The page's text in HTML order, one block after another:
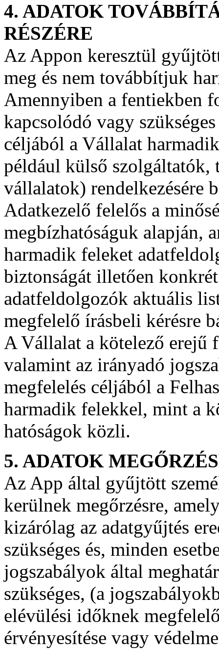
4. ADATOK
RÉSZÉRE
Az Appon keresztül
meg és nem továbbítjuk
Amennyiben a fentiekben
kapcsolódó vagy
céljából a Vállalat
például külső
vállalatok) rendelkezésére
Adatkezelő felelős a
megbízhatóságuk alapján,
harmadik feleket
biztonságát illetően
adatfeldolgozók aktuális
megfelelő írásbeli kérésre
A Vállalat a kötelező erejű
valamint az irányadó
megfelelés céljából a
harmadik felekkel, mint a
hatóságok közli.
5. ADATOK
Az App által gyűjtött
kerülnek megőrzésre,
kizárólag az adatgyűjtés
szükséges és, minden
jogszabályok által
szükséges, (a
elévülési időknek
érvényesítése vagy